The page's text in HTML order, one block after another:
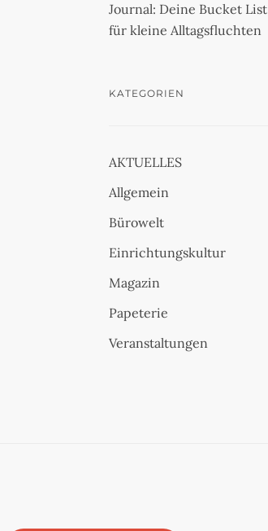
Journal: Deine Bucket List
für kleine Alltagsfluchten
KATEGORIEN
AKTUELLES
Allgemein
Bürowelt
Einrichtungskultur
Magazin
Papeterie
Veranstaltungen